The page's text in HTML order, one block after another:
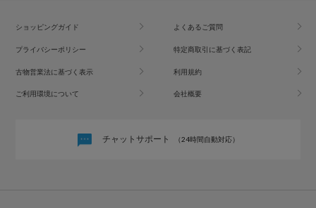
ショッピングガイド よくあるご質問
プライバシーポリシー 特定商取引に基づく表記
古物営業法に基づく表示 利用規約
ご利用環境について 会社概要
チャットサポート （24時間自動対応）